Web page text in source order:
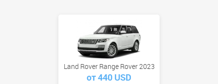
Land Rover Range Rover 2023
от 440 USD